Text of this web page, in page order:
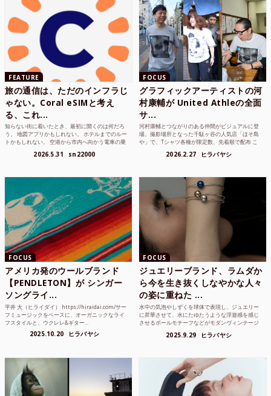
FEATURE
旅の通信は、ただのインフラじ
ゃない。Coral eSIMと考え
る、これ...
知らない街に着いたとき、最初に開くのは何だろ
う。 地図アプリかもしれない。 ホテルまでのルー
トかもしれない。 空港から市内へ向かう電車の乗
2026.5.31 sn22000
FOCUS
グラフィックアーティストの河
村康輔が United Athleの全面
サ...
河村康輔とつながりのある仲間がビジュアルに登
場。撮影場所となった千駄ヶ谷の人気店「ほそ島
や」で、Tシャツ各種が限定数、先着順で配布 こ
2026.2.27 ヒラバヤシ
FOCUS
アメリカ発のウールブランド
【PENDLETON】が シンガー
ソングライ...
平井 大（ヒライダイ） https://hiraidai.com/サー
フミュージックをベースに、オーガニックなライ
フスタイルと、ウクレレ&ギター...
2025.10.20 ヒラバヤシ
FOCUS
ジュエリーブランド、ラムダか
ら今を生き抜くしなやかな人々
の姿に重ねた ...
水中の気泡やしずくを球体で表現し、ジュエリー
に昇華させて、水にたゆたうような浮遊感を感じ
させるボールモチーフなどがモダンヴィンテージ
2025.9.29 ヒラバヤシ